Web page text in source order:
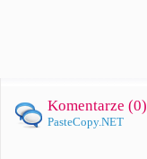
Komentarze (0)
PasteCopy.NET